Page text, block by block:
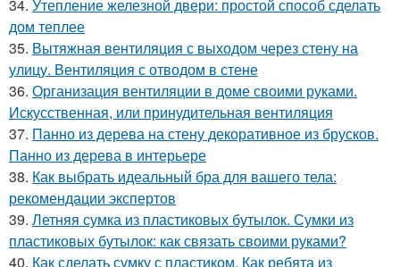
34. Утепление железной двери: простой способ сделать
дом теплее
35. Вытяжная вентиляция с выходом через стену на
улицу. Вентиляция с отводом в стене
36. Организация вентиляции в доме своими руками.
Искусственная, или принудительная вентиляция
37. Панно из дерева на стену декоративное из брусков.
Панно из дерева в интерьере
38. Как выбрать идеальный бра для вашего тела:
рекомендации экспертов
39. Летняя сумка из пластиковых бутылок. Сумки из
пластиковых бутылок: как связать своими руками?
40. Как сделать сумку с пластиком. Как ребята из